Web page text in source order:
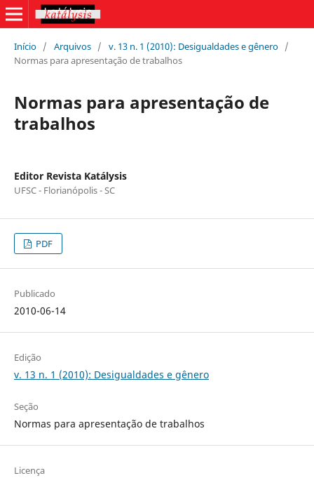
Início / Arquivos / v. 13 n. 1 (2010): Desigualdades e gênero /
Normas para apresentação de trabalhos
Normas para apresentação de
trabalhos
Editor Revista Katálysis
UFSC - Florianópolis - SC
PDF
Publicado
2010-06-14
Edição
v. 13 n. 1 (2010): Desigualdades e gênero
Seção
Normas para apresentação de trabalhos
Licença